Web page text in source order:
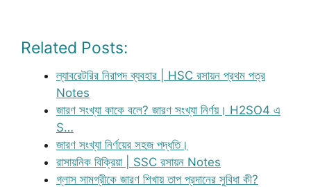
Related Posts:
ল্যাবরেটরির নিরাপদ ব্যবহার | HSC রসায়ন প্রথম পত্র
Notes
জারণ সংখ্যা কাকে বলে? জারণ সংখ্যা নির্ণয়। H2SO4 এ
S…
জারণ সংখ্যা নির্ণয়ের সহজ পদ্ধতি।
রাসায়নিক বিক্রিয়া | SSC রসায়ন Notes
গ্লাস সামগ্রীকে জারণ শিখায় তাপ প্রদানের সুবিধা কী?